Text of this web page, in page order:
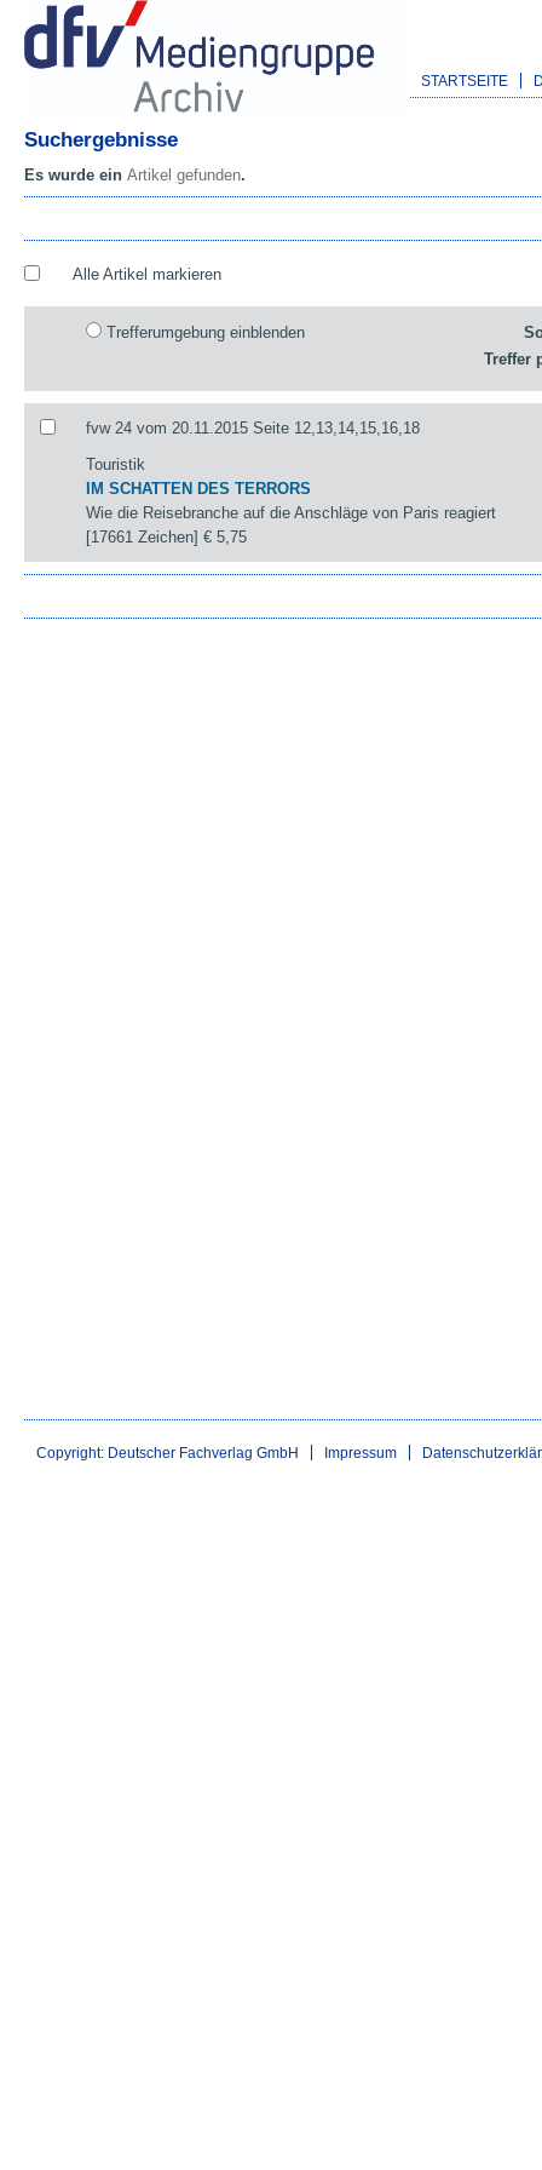
STARTSEITE
Suchergebnisse
Es wurde ein Artikel gefunden.
Alle Artikel markieren
Trefferumgebung einblenden
Treffer
fvw 24 vom 20.11.2015 Seite 12,13,14,15,16,18
Touristik
IM SCHATTEN DES TERRORS
Wie die Reisebranche auf die Anschläge von Paris reagiert
[17661 Zeichen]€ 5,75
Copyright: Deutscher Fachverlag GmbH Impressum